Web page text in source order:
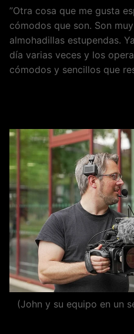
”Otra cosa que me gusta
cómodos que son. Son
almohadillas estupendas.
día varias veces y los
cómodos y sencillos que
(John y su equipo en un